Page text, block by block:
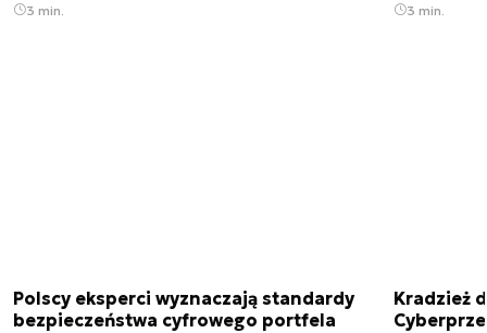
3 min. 3 min.
Polscy eksperci wyznaczają standardy
bezpieczeństwa cyfrowego portfela
Kradzież